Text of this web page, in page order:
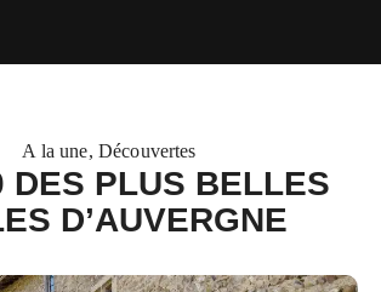
A la une Découvertes
DES PLUS BELLES
D’AUVERGNE